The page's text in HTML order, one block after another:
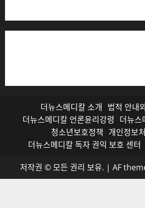
더뉴스메디칼 소개 법적 안내
더뉴스메디칼 언론윤리강령 더뉴스
청소년보호정책 개인정보
더뉴스메디칼 독자 권익 보호 센터
저작권 © 모든 권리 보유. | AF